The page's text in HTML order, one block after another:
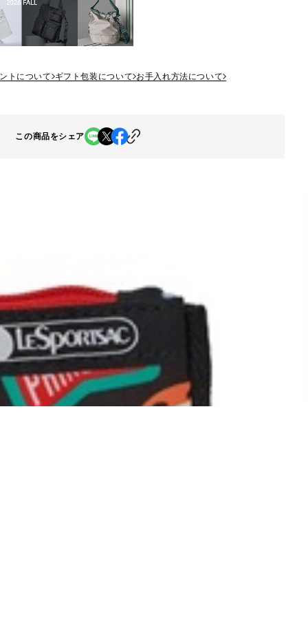
トについて ギフト包装について お手入れ方法について
この商品をシェア